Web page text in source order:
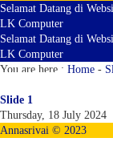
Selamat Datang di
LK Computer
Selamat Datang di
LK Computer
You are here : Home -
Slide 1
Thursday, 18 July 2024
Annasrivai © 2023